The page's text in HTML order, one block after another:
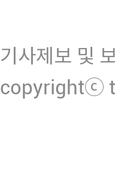
기사제보 및
copyrightⓒ